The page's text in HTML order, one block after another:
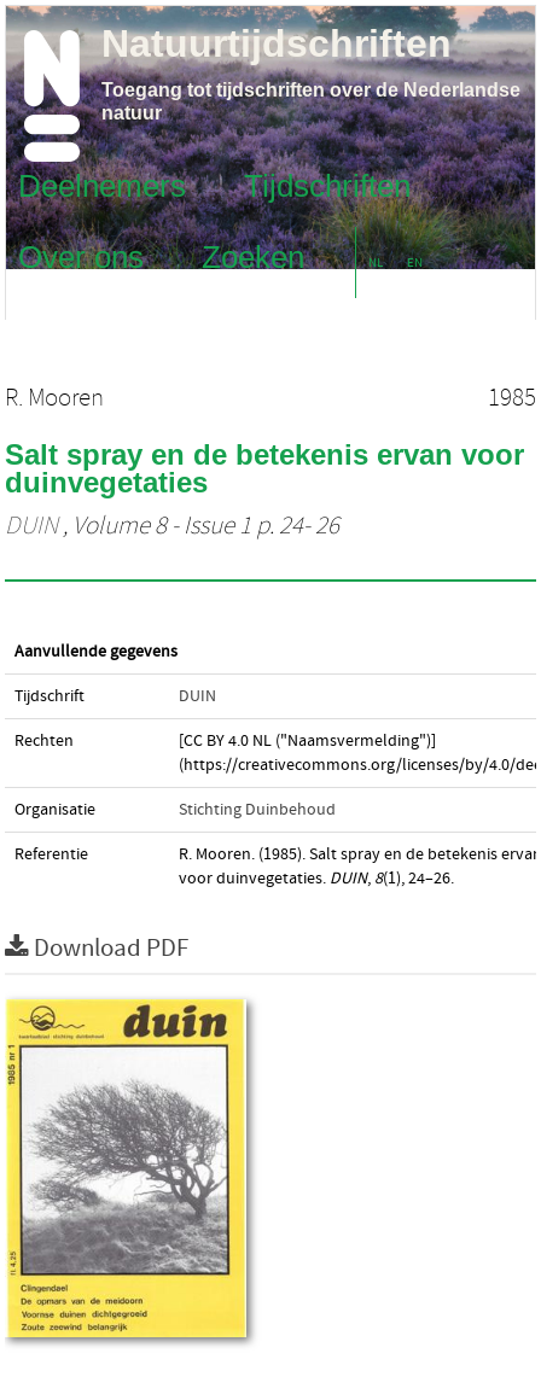
Deelnemers
Tijdschriften
Over ons
Zoeken NL EN
Natuurtijdschriften
Toegang tot tijdschriften over de Nederlandse
natuur
R. Mooren 1985
Salt spray en de betekenis ervan voor
duinvegetaties
DUIN, Volume 8 - Issue 1 p. 24- 26
Aanvullende gegevens
Tijdschrift DUIN
Rechten
[CC BY 4.0 NL ("Naamsvermelding")]
(https://creativecommons.org/licenses/by/4.0/
Organisatie Stichting Duinbehoud
Referentie
R. Mooren. (1985). Salt spray en de betekenis ervan
voor duinvegetaties. DUIN, 8(1), 24–26.
Download PDF